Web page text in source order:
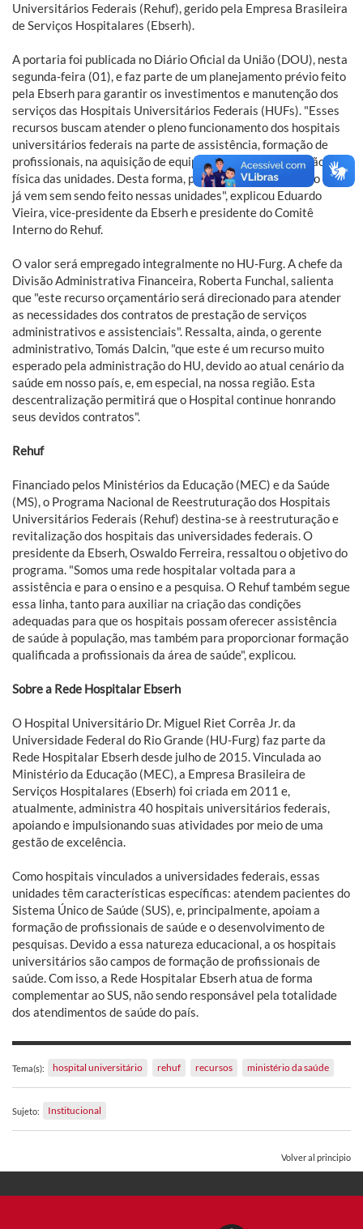
Universitários Federais (Rehuf), gerido pela Empresa Brasileira
de Serviços Hospitalares (Ebserh).
A portaria foi publicada no Diário Oficial da União (DOU), nesta
segunda-feira (01), e faz parte de um planejamento prévio feito
pela Ebserh para garantir os investimentos e manutenção dos
serviços das Hospitais Universitários Federais (HUFs). "Esses
recursos buscam atender o pleno funcionamento dos hospitais
universitários federais na parte de assistência, formação de
profissionais, na aquisição de equipamentos e estruturação
física das unidades. Desta forma, poderemos aperfeiçoar o que
já vem sem sendo feito nessas unidades", explicou Eduardo
Vieira, vice-presidente da Ebserh e presidente do Comitê
Interno do Rehuf.
O valor será empregado integralmente no HU-Furg. A chefe da
Divisão Administrativa Financeira, Roberta Funchal, salienta
que "este recurso orçamentário será direcionado para atender
as necessidades dos contratos de prestação de serviços
administrativos e assistenciais". Ressalta, ainda, o gerente
administrativo, Tomás Dalcin, "que este é um recurso muito
esperado pela administração do HU, devido ao atual cenário da
saúde em nosso país, e, em especial, na nossa região. Esta
descentralização permitirá que o Hospital continue honrando
seus devidos contratos".
Rehuf
Financiado pelos Ministérios da Educação (MEC) e da Saúde
(MS), o Programa Nacional de Reestruturação dos Hospitais
Universitários Federais (Rehuf) destina-se à reestruturação e
revitalização dos hospitais das universidades federais. O
presidente da Ebserh, Oswaldo Ferreira, ressaltou o objetivo do
programa. "Somos uma rede hospitalar voltada para a
assistência e para o ensino e a pesquisa. O Rehuf também segue
essa linha, tanto para auxiliar na criação das condições
adequadas para que os hospitais possam oferecer assistência
de saúde à população, mas também para proporcionar formação
qualificada a profissionais da área de saúde", explicou.
Sobre a Rede Hospitalar Ebserh
O Hospital Universitário Dr. Miguel Riet Corrêa Jr. da
Universidade Federal do Rio Grande (HU-Furg) faz parte da
Rede Hospitalar Ebserh desde julho de 2015. Vinculada ao
Ministério da Educação (MEC), a Empresa Brasileira de
Serviços Hospitalares (Ebserh) foi criada em 2011 e,
atualmente, administra 40 hospitais universitários federais,
apoiando e impulsionando suas atividades por meio de uma
gestão de excelência.
Como hospitais vinculados a universidades federais, essas
unidades têm características específicas: atendem pacientes do
Sistema Único de Saúde (SUS), e, principalmente, apoiam a
formação de profissionais de saúde e o desenvolvimento de
pesquisas. Devido a essa natureza educacional, a os hospitais
universitários são campos de formação de profissionais de
saúde. Com isso, a Rede Hospitalar Ebserh atua de forma
complementar ao SUS, não sendo responsável pela totalidade
dos atendimentos de saúde do país.
Tema(s): hospital universitário rehuf recursos ministério da saúde
Sujeto: Institucional
Volver al principio